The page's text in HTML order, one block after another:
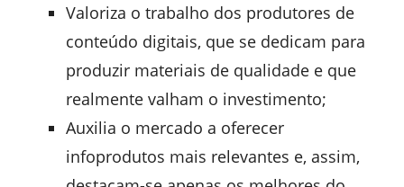
Valoriza o trabalho dos produtores de
conteúdo digitais, que se dedicam para
produzir materiais de qualidade e que
realmente valham o investimento;
Auxilia o mercado a oferecer
infoprodutos mais relevantes e, assim,